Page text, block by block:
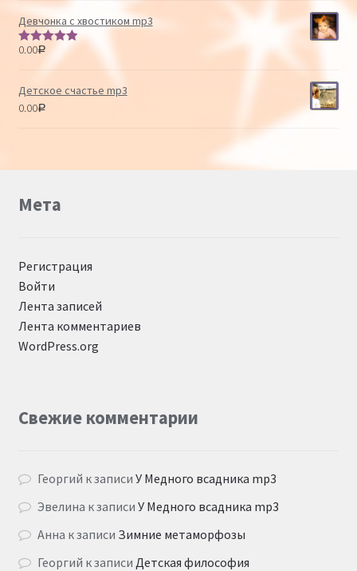
Девчонка с хвостиком mp3
Оценка
0.00Р
Детское счастье mp3
0.00Р
Мета
Регистрация
Войти
Лента записей
Лента комментариев
WordPress.org
Свежие комментарии
Георгий к записиУ Медного всадника mp3
Эвелина к записиУ Медного всадника mp3
Анна к записи Зимние метаморфозы
Георгий к записи Детская философия